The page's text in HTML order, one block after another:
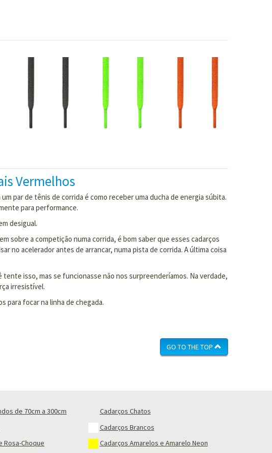
Vermelhos
par de tênis de corrida é como receber uma ducha de energia súbita.
para performance.
desigual.
sobre a competição numa corrida, é bom saber que esses cadarços
no acelerador antes de arrancar, numa pista de corrida. A última coisa
isso, mas se funcionasse não nos surpreenderíamos. Na verdade,
irresistível.
para focar na linha de chegada.
GO TO THE TOP
de 70cm a 300cm
Cadarços Chatos
Cadarços Brancos
Rosa-Choque Cadarços Amarelos e Amarelo Neon